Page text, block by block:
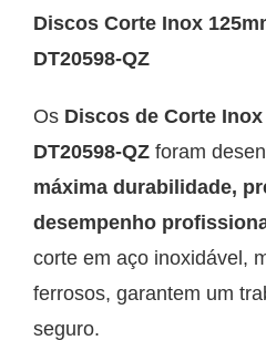
Discos Corte Inox
DT20598-QZ
Os Discos de Corte
DT20598-QZ foram
máxima durabilidade,
desempenho
corte em aço inoxidável,
ferrosos, garantem um
seguro.